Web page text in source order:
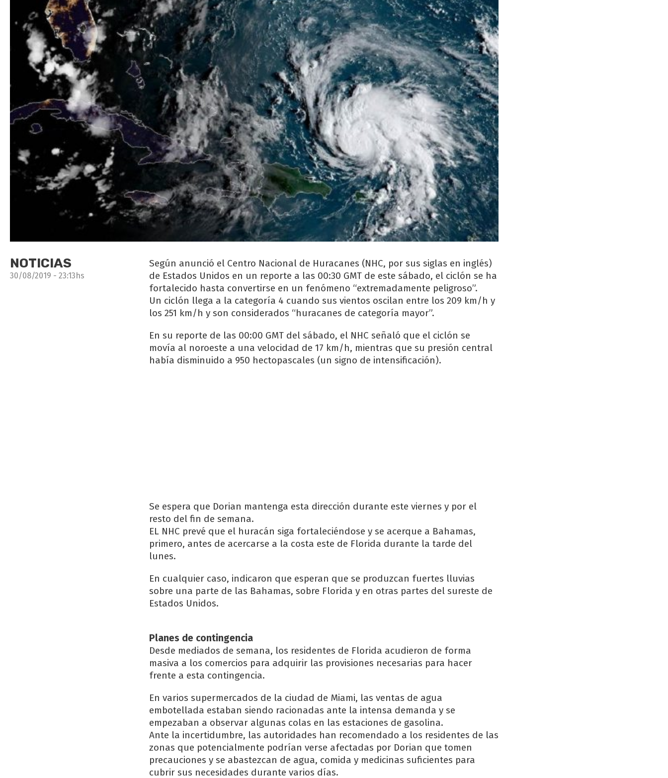
NOTICIAS
30/08/2019 - 23:13hs
Según anunció el Centro Nacional de Huracanes (NHC, por sus siglas en inglés)
de Estados Unidos en un reporte a las 00:30 GMT de este sábado, el ciclón se ha
fortalecido hasta convertirse en un fenómeno “extremadamente peligroso”.
Un ciclón llega a la categoría 4 cuando sus vientos oscilan entre los 209 km/h y
los 251 km/h y son considerados “huracanes de categoría mayor”.
En su reporte de las 00:00 GMT del sábado, el NHC señaló que el ciclón se
movía al noroeste a una velocidad de 17 km/h, mientras que su presión central
había disminuido a 950 hectopascales (un signo de intensificación).
Se espera que Dorian mantenga esta dirección durante este viernes y por el
resto del fin de semana.
EL NHC prevé que el huracán siga fortaleciéndose y se acerque a Bahamas,
primero, antes de acercarse a la costa este de Florida durante la tarde del
lunes.
En cualquier caso, indicaron que esperan que se produzcan fuertes lluvias
sobre una parte de las Bahamas, sobre Florida y en otras partes del sureste de
Estados Unidos.
Planes de contingencia
Desde mediados de semana, los residentes de Florida acudieron de forma
masiva a los comercios para adquirir las provisiones necesarias para hacer
frente a esta contingencia.
En varios supermercados de la ciudad de Miami, las ventas de agua
embotellada estaban siendo racionadas ante la intensa demanda y se
empezaban a observar algunas colas en las estaciones de gasolina.
Ante la incertidumbre, las autoridades han recomendado a los residentes de las
zonas que potencialmente podrían verse afectadas por Dorian que tomen
precauciones y se abastezcan de agua, comida y medicinas suficientes para
cubrir sus necesidades durante varios días.